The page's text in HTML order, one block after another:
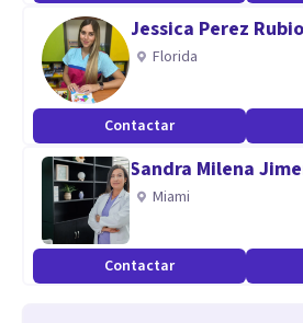
emociones , pensamientos y
Te ofrezco un espacio de aceptación
y empatia. Para que explores lo que te
Jessica Perez Rubio
Florida
Contactar
Sandra Milena
Miami
Contactar